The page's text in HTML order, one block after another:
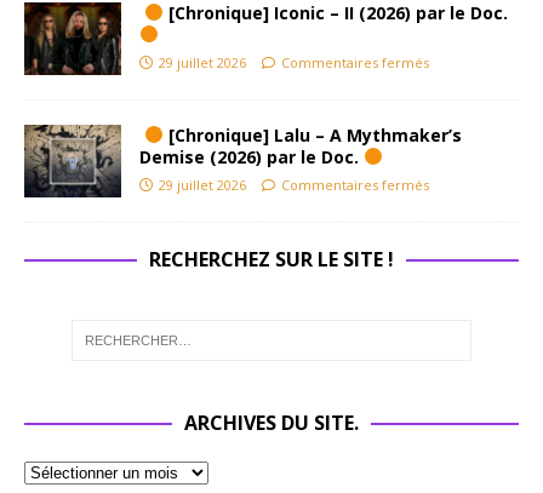
[Chronique] Iconic – II (2026) par le Doc.
29 juillet 2026 Commentaires fermés
[Chronique] Lalu – A Mythmaker’s
Demise (2026) par le Doc.
29 juillet 2026 Commentaires fermés
RECHERCHEZ SUR LE SITE !
ARCHIVES DU SITE.